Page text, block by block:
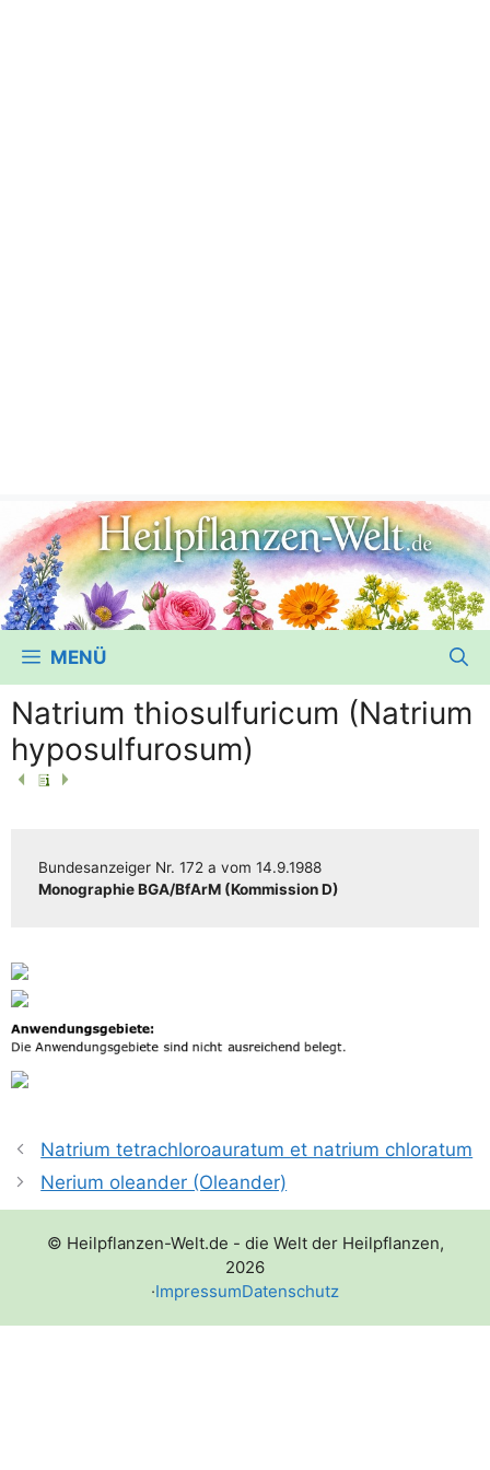
MENÜ
Natrium thiosulfuricum (Natrium
hyposulfurosum)
Bun­des­an­zei­ger Nr. 172 a vom 14.9.1988
Mono­gra­phie BGA/​​BfArM (Kom­mis­si­on D)
Natrium tetrachloroauratum et natrium chloratum
Nerium oleander (Oleander)
© Heilpflanzen-Welt.de - die Welt der Heilpflanzen,
2026
·ImpressumDatenschutz